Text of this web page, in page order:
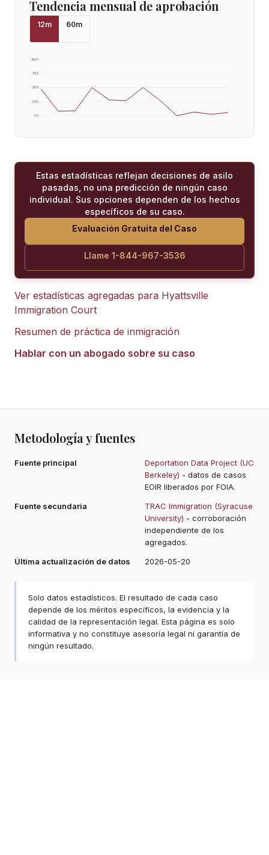
Tendencia mensual de aprobación
12m 60m
0%
25%
50%
75%
100%
Estas estadísticas reflejan decisiones de asilo
pasadas, no una predicción de ningún caso
individual. Sus opciones dependen de los hechos
específicos de su caso.
Evaluación Gratuita del Caso
Llame 1-844-967-3536
Ver estadísticas agregadas para Hyattsville
Immigration Court
Resumen de práctica de inmigración
Hablar con un abogado sobre su caso
Metodología y fuentes
Fuente principal
Deportation Data Project (UC
Berkeley) - datos de casos
EOIR liberados por FOIA.
Fuente secundaria
TRAC Immigration (Syracuse
University) - corroboración
independiente de los
agregados.
Última actualización de datos
2026-05-20
Solo datos estadísticos. El resultado de cada caso
depende de los méritos específicos, la evidencia y la
calidad de la representación legal. Esta página es solo
informativa y no constituye asesoría legal ni garantía de
ningún resultado.